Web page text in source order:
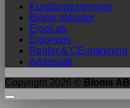
Kundanpassningar
Bloms idésidor
ErgoLab
Ergonomi
Regler & CE-märkning
Arbetssätt
Copyright 2026 © Bloms AB